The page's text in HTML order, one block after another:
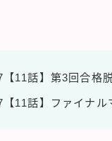
11話】第3回合格
11話】ファイナル